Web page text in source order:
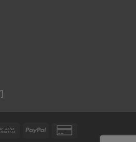
Bank
PayPal